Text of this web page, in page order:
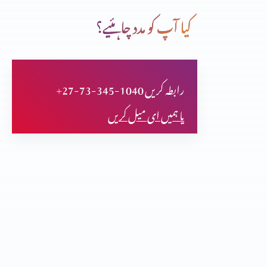
قران سے قران تک(حصہ 26)
قران سے قران تک(حصہ 25)
کیا آپ کو مدد چاہئیے؟
+27-73-345-1040 رابطہ کریں
یا ہمیں ای میل کریں